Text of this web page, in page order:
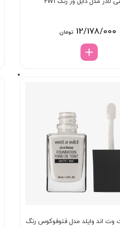
12/178/000 تومان
وت اند وایلد مدل فتوفوکوس رنگ